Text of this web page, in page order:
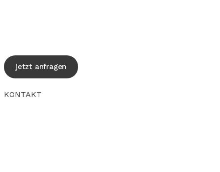
jetzt anfragen
KONTAKT